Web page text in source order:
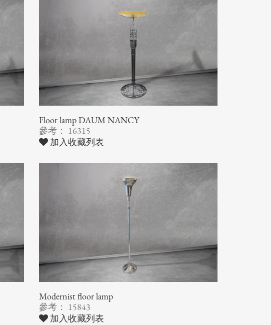
Floor lamp DAUM NANCY
參考： 16315
加入收藏列表
Modernist floor lamp
參考： 15843
加入收藏列表